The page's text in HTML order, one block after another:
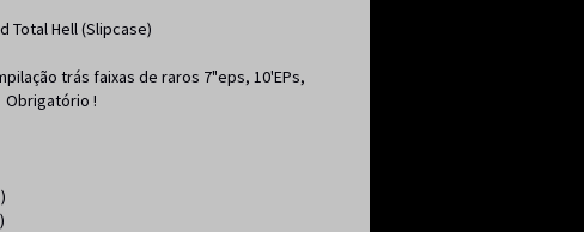
Total Hell (Slipcase)
trás faixas de raros 7"eps, 10'EPs,
Obrigatório !